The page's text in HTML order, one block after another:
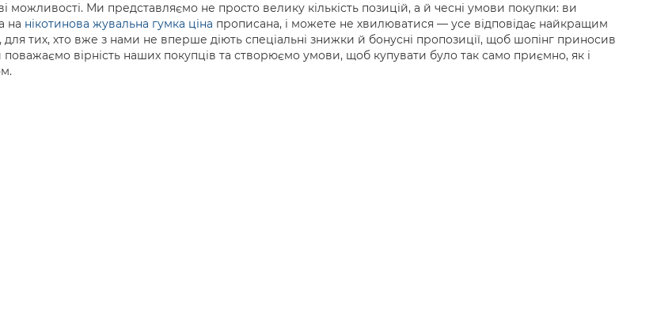
можливості. Ми представляємо не просто велику кількість позицій, а й чесні умови покупки: ви
на нікотинова жувальна гумка ціна прописана, і можете не хвилюватися — усе відповідає найкращим
для тих, хто вже з нами не вперше діють спеціальні знижки й бонусні пропозиції, щоб шопінг приносив
вірність наших покупців та створюємо умови, щоб купувати було так само приємно, як і